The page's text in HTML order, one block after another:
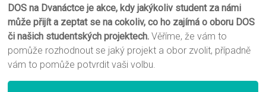
DOS na Dvanáctce je akce, kdy jakýkoliv student za námi
může přijít a zeptat se na cokoliv, co ho zajímá o oboru DOS
či našich studentských projektech.Věříme, že vám to
pomůže rozhodnout se jaký projekt a obor zvolit, případně
vám to pomůže potvrdit vaši volbu.